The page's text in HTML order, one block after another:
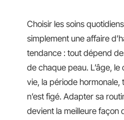
Choisir les soins
simplement une affaire
tendance : tout dépend
de chaque peau. L’âge,
vie, la période hormonale,
n’est figé. Adapter sa
devient la meilleure façon